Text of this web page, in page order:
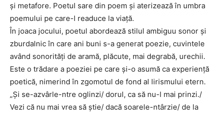
și metafore. Poetul sare din poem și aterizează în umbra
poemului pe care-l readuce la viață.
În joaca jocului, poetul abordează stilul ambiguu sonor și
zburdalnic în care ani buni s-a generat poezie, cuvintele
având sonorități de aramă, plăcute, mai degrabă, urechii.
Este o trădare a poeziei pe care și-o asumă ca experiență
poetică, nimerind în zgomotul de fond al lirismului etern.
„Și se-azvârle-ntre oglinzi/ dorul, ca să nu-l mai prinzi./
Vezi că nu mai vrea să știe/ dacă soarele-ntârzie/ de la